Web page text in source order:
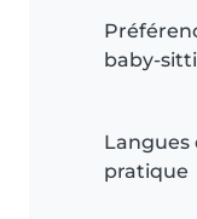
baby-
Langues
pratique